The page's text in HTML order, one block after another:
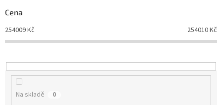
r
o
d
u
t
ů
Cena
254009Kč 254010Kč
Na skladě 0